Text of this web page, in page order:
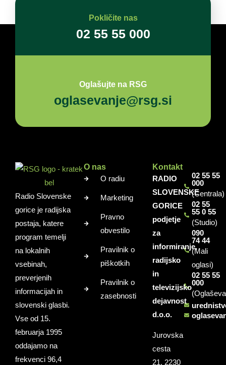
Pokličite nas
02 55 55 000
Oglašujte na RSG
oglasevanje@rsg.si
Radio Slovenske
gorice je radijska
postaja, katere
program temelji
na lokalnih
vsebinah,
preverjenih
informacijah in
slovenski glasbi.
Vse od 15.
februarja 1995
oddajamo na
frekvenci 96,4
O nas
O radiu
Marketing
Pravno
obvestilo
Pravilnik o
piškotkih
Pravilnik o
zasebnosti
Kontakt
RADIO
SLOVENSKE
GORICE
podjetje
za
informiranje,
radijsko
in
televizijsko
dejavnost
d.o.o.
Jurovska
cesta
21, 2230
02 55 55
000
(Centrala)
02 55
55 0 55
(Studio)
090
74 44
(Mali
oglasi)
02 55 55
000